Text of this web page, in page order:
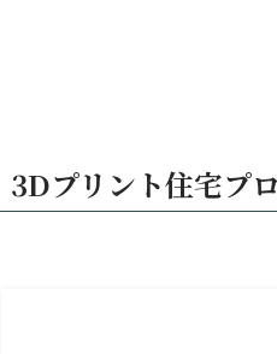
3Dプリント住宅プ